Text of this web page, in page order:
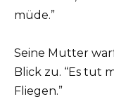
müde.”
Seine Mutter
Blick zu. “Es tut
Fliegen.”